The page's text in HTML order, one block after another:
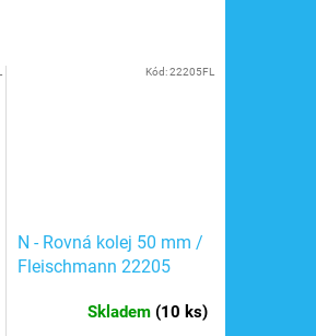
N - Rovná kolej 50 mm /
Fleischmann 22205
Skladem (10 ks)
Kód:22205FL